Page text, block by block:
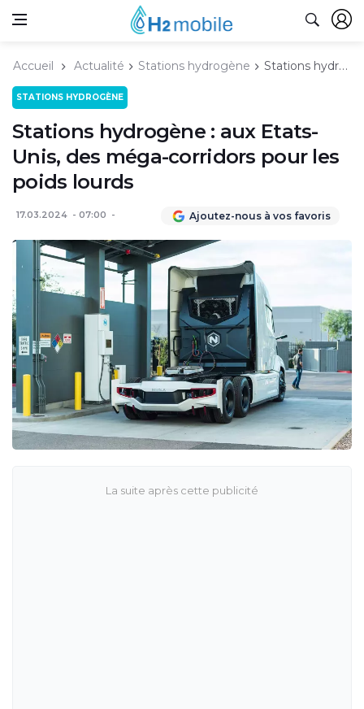
Accueil Actualité Stations hydrogène Stations hydrogène : aux Etats-Unis, des méga-corridors pour les poids lourds
STATIONS HYDROGÈNE
Stations hydrogène : aux Etats-
Unis, des méga-corridors pour les
poids lourds
17.03.2024 07:00 Ajoutez-nous à vos favoris